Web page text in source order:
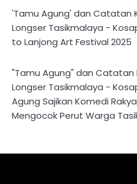
'Tamu Agung' dan Catatan
Longser Tasikmalaya -
to Lanjong Art Festival 2025
"Tamu Agung" dan Catatan
Longser Tasikmalaya -
Agung Sajikan Komedi
Mengocok Perut Warga